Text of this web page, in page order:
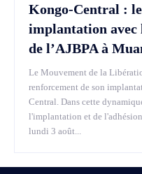
Kongo-Central :
implantation avec
de l’AJBPA à
Le Mouvement de la
renforcement de son
Central. Dans cette
l'implantation et de
lundi 3 août...